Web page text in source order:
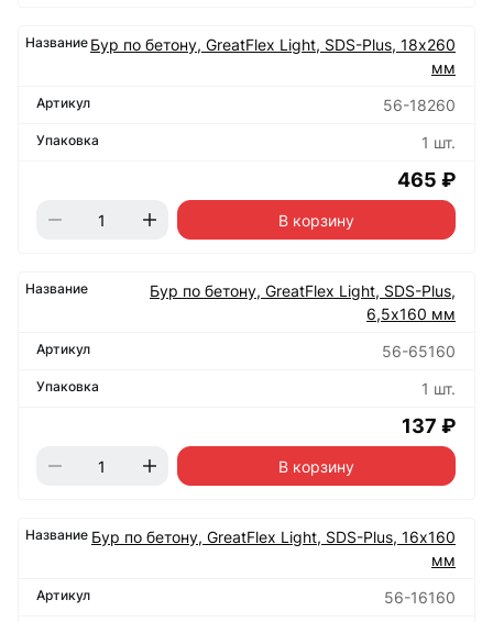
Бур по бетону, GreatFlex Light, SDS-Plus, 18х260
мм
56-18260
1 шт.
465 ₽
В корзину
Бур по бетону, GreatFlex Light, SDS-Plus,
6,5х160 мм
56-65160
1 шт.
137 ₽
В корзину
Бур по бетону, GreatFlex Light, SDS-Plus, 16х160
мм
56-16160